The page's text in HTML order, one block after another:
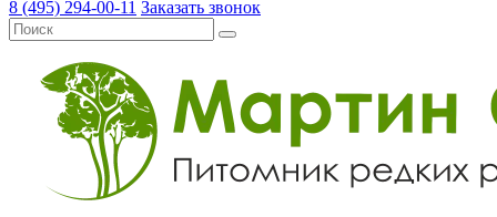
8 (495) 294-00-11 Заказать звонок